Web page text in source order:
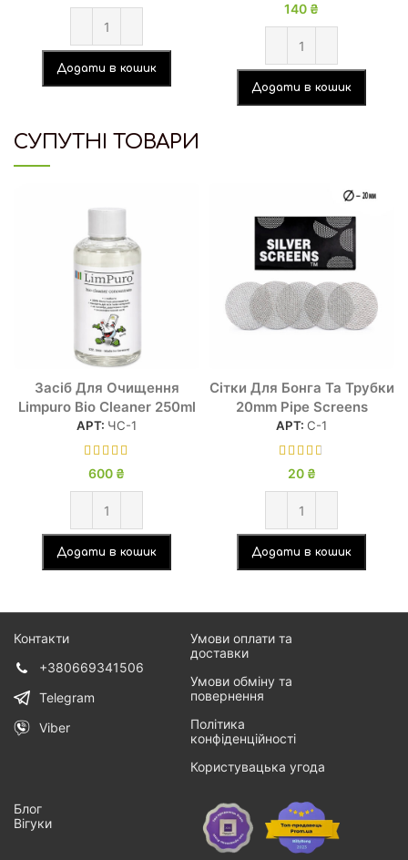
Додати в кошик
140 ₴
Додати в кошик
СУПУТНІ ТОВАРИ
Засіб Для Очищення
Limpuro Bio Cleaner 250ml
АРТ: ЧС-1
600 ₴
Додати в кошик
Сітки Для Бонга Та Трубки
20mm Pipe Screens
АРТ: С-1
20 ₴
Додати в кошик
Контакти
+380669341506
Telegram
Viber
Умови оплати та
доставки
Умови обміну та
повернення
Політика
конфіденційності
Користувацька угода
Блог
Вігуки